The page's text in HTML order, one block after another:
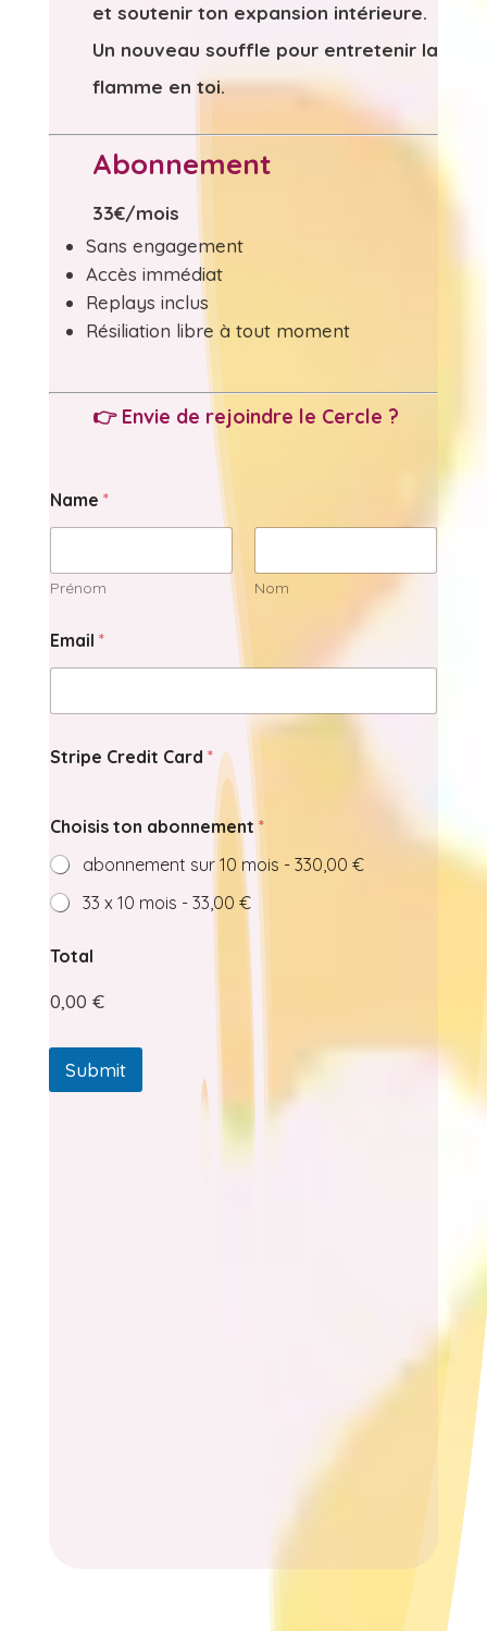
et soutenir ton expansion intérieure.
Un nouveau souffle pour entretenir la
flamme en toi.
Abonnement
33€/mois
Sans engagement
Accès immédiat
Replays inclus
Résiliation libre à tout moment
👉 Envie de rejoindre le Cercle ?
Name *
Prénom Nom
Email *
Stripe Credit Card *
m
a
i
l
C
e
i
Choisis ton abonnement *
abonnement sur 10 mois - 330,00 €
33 x 10 mois - 33,00 €
Total
0,00 €
Submit